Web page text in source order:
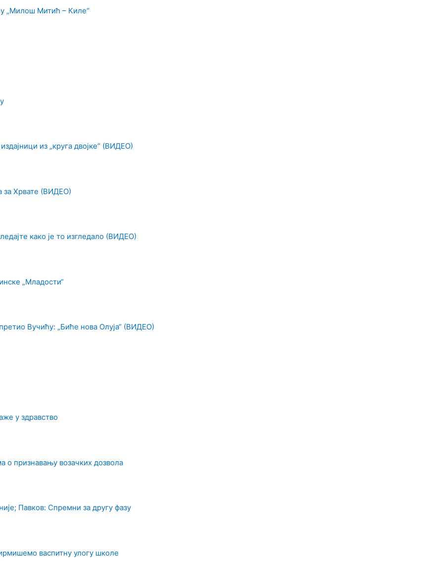
„Милош Митић – Киле“
из „круга двојке“ (ВИДЕО)
за Хрвате (ВИДЕО)
како је то изгледало (ВИДЕО)
„Младости“
Вучићу: „Биће нова Олуја“ (ВИДЕО)
у здравство
о признавању возачких дозвола
Павков: Спремни за другу фазу
васпитну улогу школе